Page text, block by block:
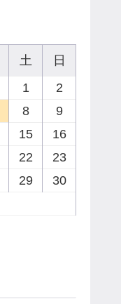
土
日
1
2
8
9
15
16
22
23
29
30